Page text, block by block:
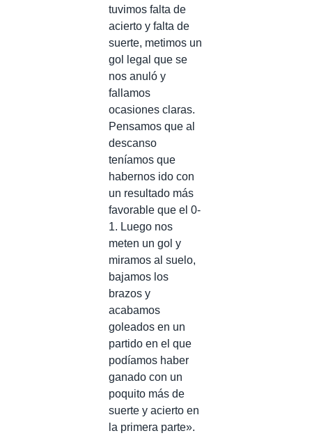
tuvimos falta de
acierto y falta de
suerte, metimos un
gol legal que se
nos anuló y
fallamos
ocasiones claras.
Pensamos que al
descanso
teníamos que
habernos ido con
un resultado más
favorable que el 0-
1. Luego nos
meten un gol y
miramos al suelo,
bajamos los
brazos y
acabamos
goleados en un
partido en el que
podíamos haber
ganado con un
poquito más de
suerte y acierto en
la primera parte».